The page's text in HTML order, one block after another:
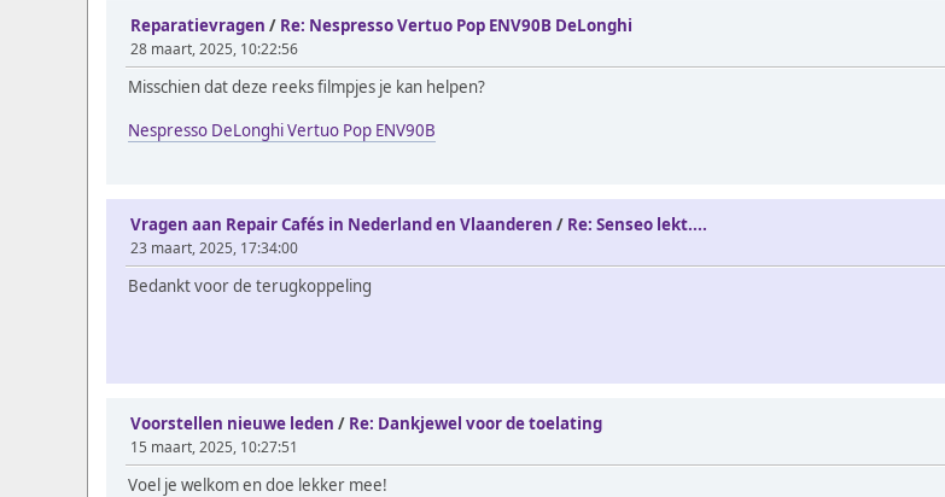
Reparatievragen / Re: Nespresso Vertuo Pop ENV90B DeLonghi
28 maart, 2025, 10:22:56
Misschien dat deze reeks filmpjes je kan helpen?
Nespresso DeLonghi Vertuo Pop ENV90B
Vragen aan Repair Cafés in Nederland en Vlaanderen / Re: Senseo lekt....
23 maart, 2025, 17:34:00
Bedankt voor de terugkoppeling
Voorstellen nieuwe leden / Re: Dankjewel voor de toelating
15 maart, 2025, 10:27:51
Voel je welkom en doe lekker mee!